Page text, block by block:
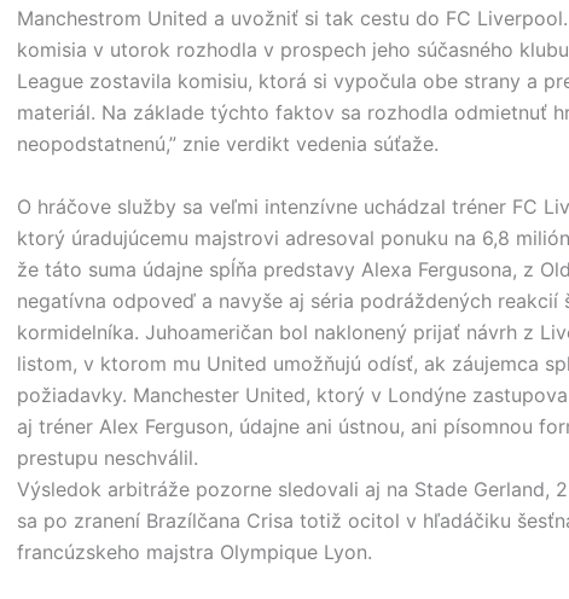
Manchestrom United a uvožniť si tak cestu do FC
komisia v utorok rozhodla v prospech jeho súčasného
League zostavila komisiu, ktorá si vypočula obe strany a
materiál. Na základe týchto faktov sa rozhodla odmietnuť
neopodstatnenú,” znie verdikt vedenia súťaže.
O hráčove služby sa veľmi intenzívne uchádzal tréner FC
ktorý úradujúcemu majstrovi adresoval ponuku na 6,8
že táto suma údajne spĺňa predstavy Alexa Fergusona, z
negatívna odpoveď a navyše aj séria podráždených reakcií
kormidelníka. Juhoameričan bol naklonený prijať návrh z
listom, v ktorom mu United umožňujú odísť, ak záujemca
požiadavky. Manchester United, ktorý v Londýne
aj tréner Alex Ferguson, údajne ani ústnou, ani písomnou
prestupu neschválil.
Výsledok arbitráže pozorne sledovali aj na Stade Gerland,
sa po zranení Brazílčana Crisa totiž ocitol v hľadáčiku
francúzskeho majstra Olympique Lyon.